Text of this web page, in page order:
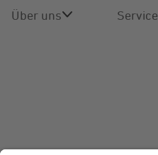
Über uns Service